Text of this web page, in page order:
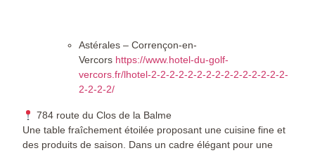
Astérales – Corrençon-en-
Vercors https://www.hotel-du-golf-
vercors.fr/lhotel-2-2-2-2-2-2-2-2-2-2-2-2-2-2-2-
2-2-2-2/
784 route du Clos de la Balme
Une table fraîchement étoilée proposant une cuisine fine et
des produits de saison. Dans un cadre élégant pour une